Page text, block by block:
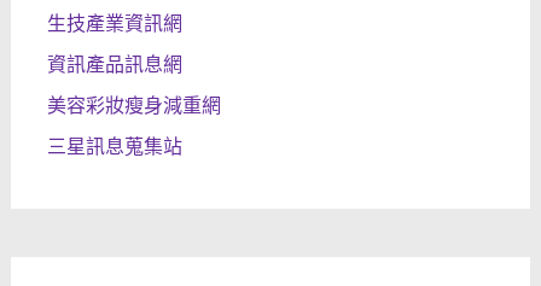
生技產業資訊網
資訊產品訊息網
美容彩妝瘦身減重網
三星訊息蒐集站